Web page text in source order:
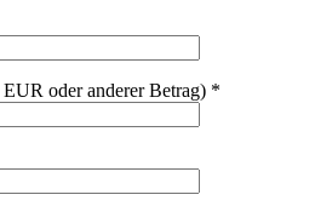
oder anderer Betrag) *